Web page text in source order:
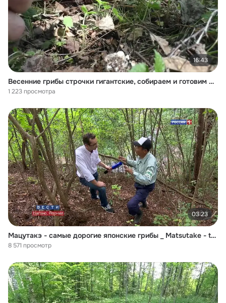
16:43
Весенние грибы строчки гигантские, собираем и готовим май
1 223 просмотра
03:23
Мацутакэ - самые дорогие японские грибы _ Matsutake - the most expensive Japanes
8 571 просмотр